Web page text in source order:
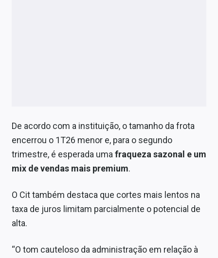
Tecnologia
Conteúdo de Marca
Expediente
Contato
De acordo com a instituição, o tamanho da frota
encerrou o 1T26 menor e, para o segundo
trimestre, é esperada umafraqueza sazonal e um
mix de vendas mais premium.
O Cit também destaca que cortes mais lentos na
taxa de juros limitam parcialmente o potencial de
alta.
“O tom cauteloso da administração em relação à